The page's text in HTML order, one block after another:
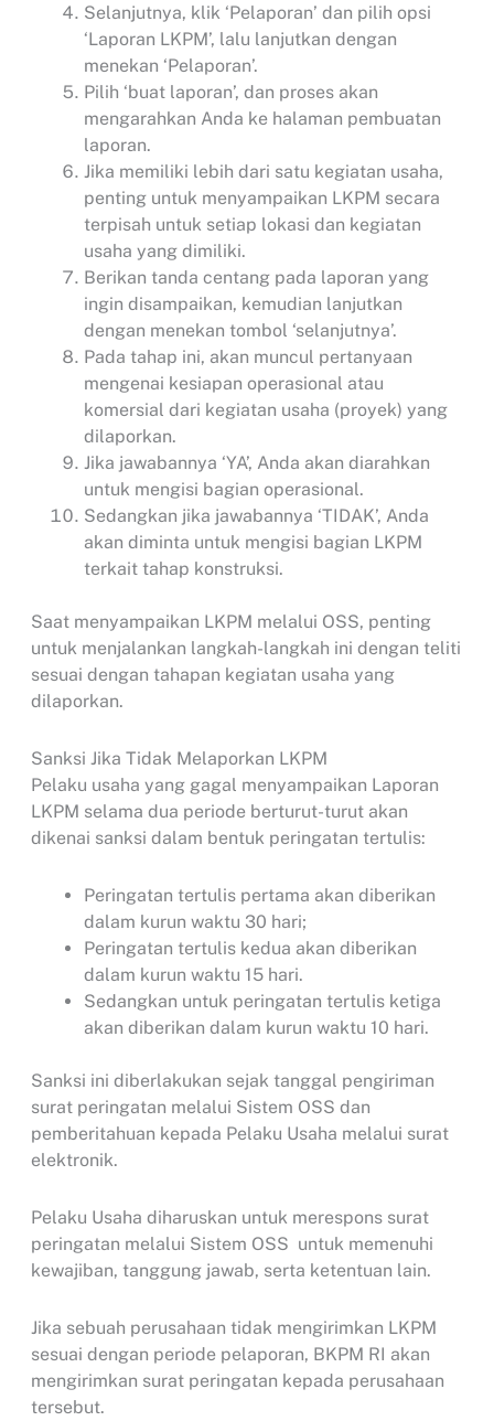
Selanjutnya, klik ‘Pelaporan’ dan pilih opsi
‘Laporan LKPM’, lalu lanjutkan dengan
menekan ‘Pelaporan’.
Pilih ‘buat laporan’, dan proses akan
mengarahkan Anda ke halaman pembuatan
laporan.
Jika memiliki lebih dari satu kegiatan usaha,
penting untuk menyampaikan LKPM secara
terpisah untuk setiap lokasi dan kegiatan
usaha yang dimiliki.
Berikan tanda centang pada laporan yang
ingin disampaikan, kemudian lanjutkan
dengan menekan tombol ‘selanjutnya’.
Pada tahap ini, akan muncul pertanyaan
mengenai kesiapan operasional atau
komersial dari kegiatan usaha (proyek) yang
dilaporkan.
Jika jawabannya ‘YA’, Anda akan diarahkan
untuk mengisi bagian operasional.
Sedangkan jika jawabannya ‘TIDAK’, Anda
akan diminta untuk mengisi bagian LKPM
terkait tahap konstruksi.
Saat menyampaikan LKPM melalui OSS, penting
untuk menjalankan langkah-langkah ini dengan teliti
sesuai dengan tahapan kegiatan usaha yang
dilaporkan.
Sanksi Jika Tidak Melaporkan LKPM
Pelaku usaha yang gagal menyampaikan Laporan
LKPM selama dua periode berturut-turut akan
dikenai sanksi dalam bentuk peringatan tertulis:
Peringatan tertulis pertama akan diberikan
dalam kurun waktu 30 hari;
Peringatan tertulis kedua akan diberikan
dalam kurun waktu 15 hari.
Sedangkan untuk peringatan tertulis ketiga
akan diberikan dalam kurun waktu 10 hari.
Sanksi ini diberlakukan sejak tanggal pengiriman
surat peringatan melalui Sistem OSS dan
pemberitahuan kepada Pelaku Usaha melalui surat
elektronik.
Pelaku Usaha diharuskan untuk merespons surat
peringatan melalui Sistem OSS untuk memenuhi
kewajiban, tanggung jawab, serta ketentuan lain.
Jika sebuah perusahaan tidak mengirimkan LKPM
sesuai dengan periode pelaporan, BKPM RI akan
mengirimkan surat peringatan kepada perusahaan
tersebut.